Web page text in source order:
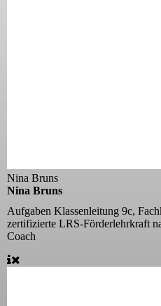
Nina Bruns
Nina Bruns
Aufgaben Klassenleitung 9c,
zertifizierte LRS-Förderlehrkraft
Coach